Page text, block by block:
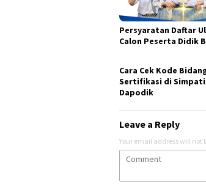
Persyaratan Daftar
Calon Peserta Didik
Cara Cek Kode
Sertifikasi di
Dapodik
Leave a Reply
Your email address will not